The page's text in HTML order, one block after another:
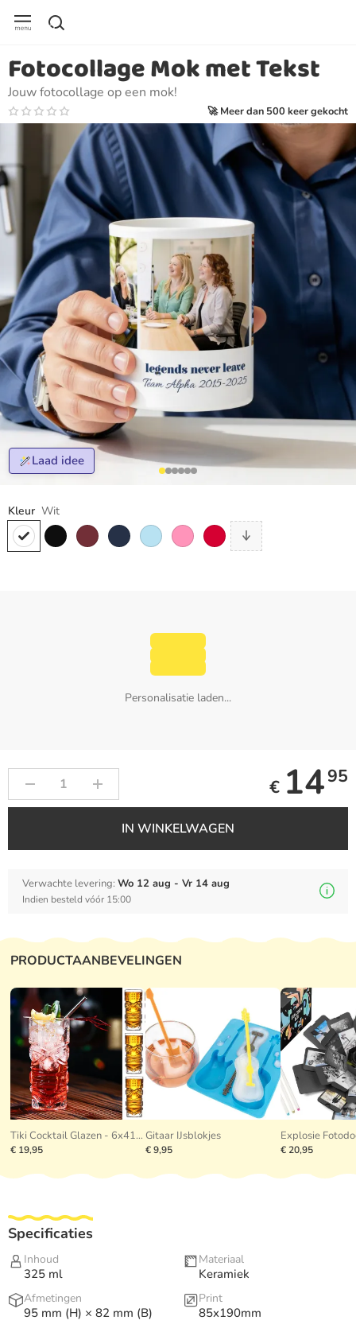
Fotocollage Mok met Tekst
Jouw fotocollage op een mok!
🚀 Meer dan 500 keer gekocht
Laad idee
Kleur Wit
Personalisatie laden...
€ 1495
IN WINKELWAGEN
Verwachte levering: Wo 12 aug - Vr 14 aug
Indien besteld vóór 15:00
PRODUCTAANBEVELINGEN
Tiki Cocktail Glazen - 6x410ml
€ 19,95
Gitaar IJsblokjes
€ 9,95 € 20,95
Specificaties
Inhoud
325 ml
Materiaal
Keramiek
Afmetingen
95 mm (H) × 82 mm (B)
Print
85x190mm